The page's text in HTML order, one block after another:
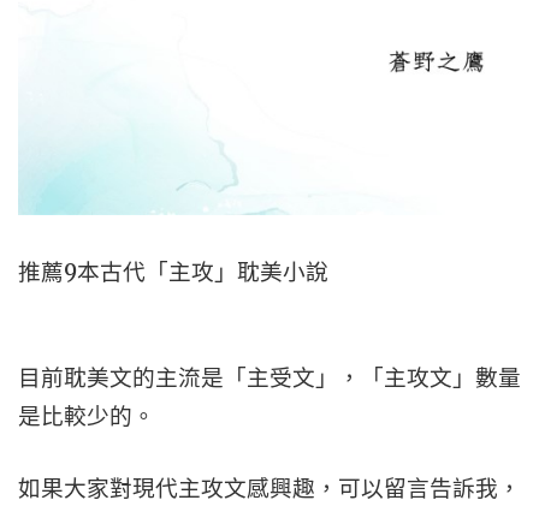
推薦9本古代「主攻」耽美小說
目前耽美文的主流是「主受文」，「主攻文」數量
是比較少的。
如果大家對現代主攻文感興趣，可以留言告訴我，